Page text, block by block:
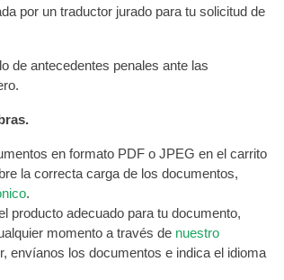
por un traductor jurado para tu solicitud de
de antecedentes penales ante las
en formato PDF o JPEG en el carrito
la correcta carga de los documentos,
.
producto adecuado para tu documento,
momento a través de nuestro
envíanos los documentos e indica el idioma